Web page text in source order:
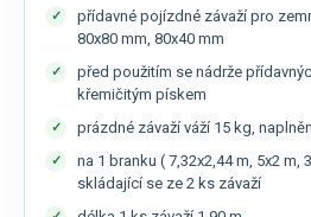
přídavné pojízdné závaží pro
80x80 mm, 80x40 mm
před použitím se nádrže
křemičitým pískem
prázdné závaží váží 15 kg,
na 1 branku ( 7,32x2,44 m, 5x2
skládající se ze 2 ks závaží